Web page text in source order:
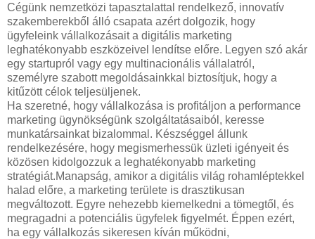
Cégünk nemzetközi tapasztalattal rendelkező, innovatív
szakemberekből álló csapata azért dolgozik, hogy
ügyfeleink vállalkozásait a digitális marketing
leghatékonyabb eszközeivel lendítse előre. Legyen szó akár
egy startupról vagy egy multinacionális vállalatról,
személyre szabott megoldásainkkal biztosítjuk, hogy a
kitűzött célok teljesüljenek.
Ha szeretné, hogy vállalkozása is profitáljon a performance
marketing ügynökségünk szolgáltatásaiból, keresse
munkatársainkat bizalommal. Készséggel állunk
rendelkezésére, hogy megismerhessük üzleti igényeit és
közösen kidolgozzuk a leghatékonyabb marketing
stratégiát.Manapság, amikor a digitális világ rohamléptekkel
halad előre, a marketing területe is drasztikusan
megváltozott. Egyre nehezebb kiemelkedni a tömegtől, és
megragadni a potenciális ügyfelek figyelmét. Éppen ezért,
ha egy vállalkozás sikeresen kíván működni,